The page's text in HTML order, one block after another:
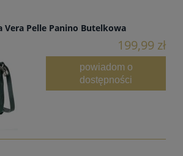
Vera Pelle Panino Butelkowa
199,99 zł
powiadom o
dostępności